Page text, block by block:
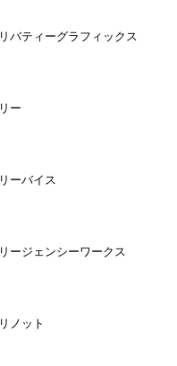
リバティーグラフィックス
リー
リーバイス
リージェンシーワークス
リノット